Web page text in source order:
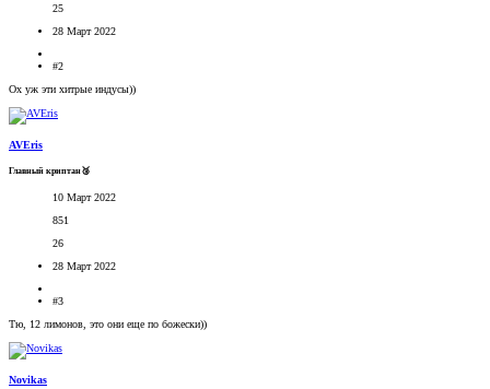
25
28 Март 2022
#2
Ох уж эти хитрые индусы))
AVEris
Главный криптан🥉
10 Март 2022
851
26
28 Март 2022
#3
Тю, 12 лимонов, это они еще по божески))
Novikas